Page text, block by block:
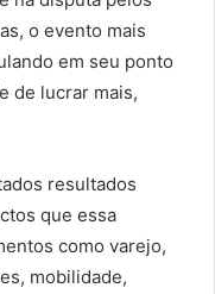
o evento mais
em seu ponto
de lucrar mais,
resultados
que essa
como varejo,
mobilidade,